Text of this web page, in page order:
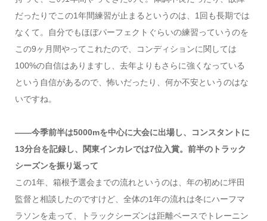
だったりでこの1年間練習が止まるというのは、1回も長期では
なくて。自分でもほぼパーフェクトぐらいの練習っていうのを
この9ヶ月間やってこれたので、コンディションに関しては
100%の自信はありますし、去年よりもさらに強くなっている
という自信があるので、怖いだったり、何か不安というのはな
いですね。
――今季前半は5000mを中心に大会に出場し、コンスタントに
13分台を記録し、関東インカレでは7位入賞。前半のトラック
シーズンを振り返って
この1年、箱根予選会までの流れというのは、年の初めに坪田
監督と相談したのですけど、全体の1年の流れは冬にハーフマ
ラソンを走って、トラックシーズンは距離ベースでトレーニン